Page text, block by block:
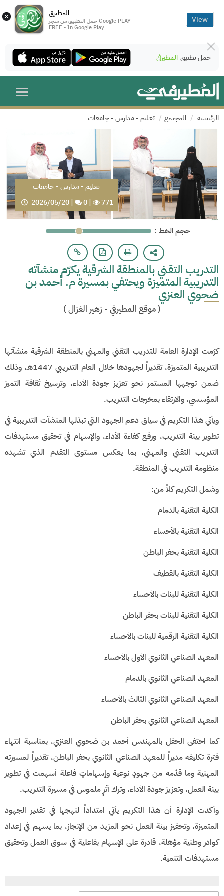
× المطيرفي
حمل التطبيق من متجر Google PLAY
FREE - In Google Play
View
حمل تطبيق المطيرفي
الرئيسية المجتمع تعليم - مدارس - جامعات
تعليم - مدارس - جامعات
2026/05/20| 0| 771
: حجم الخط
التدريب التقني بالمنطقة الشرقية يكرّم منشآته
التدريبية المتميزة ويحتفي بمسيرة م. أحمد بن
ضحوي العنزي
(موقع المطيرفي - زهير الغزال)
كرّمت الإدارة العامة للتدريب التقني والمهني بالمنطقة الشرقية منشآتها
التدريبية المتميزة، تقديراً لجهودها خلال العام التدريبي 1447هـ، وذلك
ضمن توجهها المستمر نحو تعزيز جودة الأداء، وترسيخ ثقافة التميز
المؤسسي، والارتقاء بمخرجات التدريب.
ويأتي هذا التكريم في سياق دعم الجهود التي تبذلها المنشآت التدريبية في
تطوير بيئة التدريب، ورفع كفاءة الأداء، والإسهام في تحقيق مستهدفات
التدريب التقني والمهني، بما يعكس مستوى التقدم الذي تشهده
منظومة التدريب في المنطقة.
وشمل التكريم كلاً من:
الكلية التقنية بالدمام
الكلية التقنية بالأحساء
الكلية التقنية بحفر الباطن
الكلية التقنية بالقطيف
الكلية التقنية للبنات بالأحساء
الكلية التقنية للبنات بحفر الباطن
الكلية التقنية الرقمية للبنات بالأحساء
المعهد الصناعي الثانوي الأول بالأحساء
المعهد الصناعي الثانوي بالدمام
المعهد الصناعي الثانوي الثالث بالأحساء
المعهد الصناعي الثانوي بحفر الباطن
كما احتفى الحفل بالمهندس أحمد بن ضحوي العنزي، بمناسبة انتهاء
فترة تكليفه مديراً للمعهد الصناعي الثانوي بحفر الباطن، تقديراً لمسيرته
المهنية وما قدّمه من جهودٍ نوعية وإسهاماتٍ فاعلة أسهمت في تطوير
بيئة العمل، وتعزيز جودة الأداء، وترك أثرٍ ملموس في مسيرة التدريب.
وأكدت الإدارة أن هذا التكريم يأتي امتداداً لنهجها في تقدير الجهود
المتميزة، وتحفيز بيئة العمل نحو المزيد من الإنجاز، بما يسهم في إعداد
كوادر وطنية مؤهلة، قادرة على الإسهام بفاعلية في سوق العمل وتحقيق
مستهدفات التنمية.